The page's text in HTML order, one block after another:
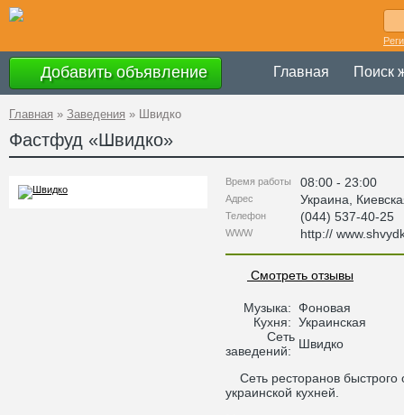
Добавить объявление Главная Поиск
Главная » Заведения » Швидко
Фастфуд «Швидко»
Время работы 08:00 - 23:00
Адрес Украина
Телефон (044) 537-40-25
WWW http://
Смотреть отзывы
Музыка: Фоновая
Кухня: Украинская
Сеть
заведений:
Швидко
Сеть ресторанов быстрого
украинской кухней.